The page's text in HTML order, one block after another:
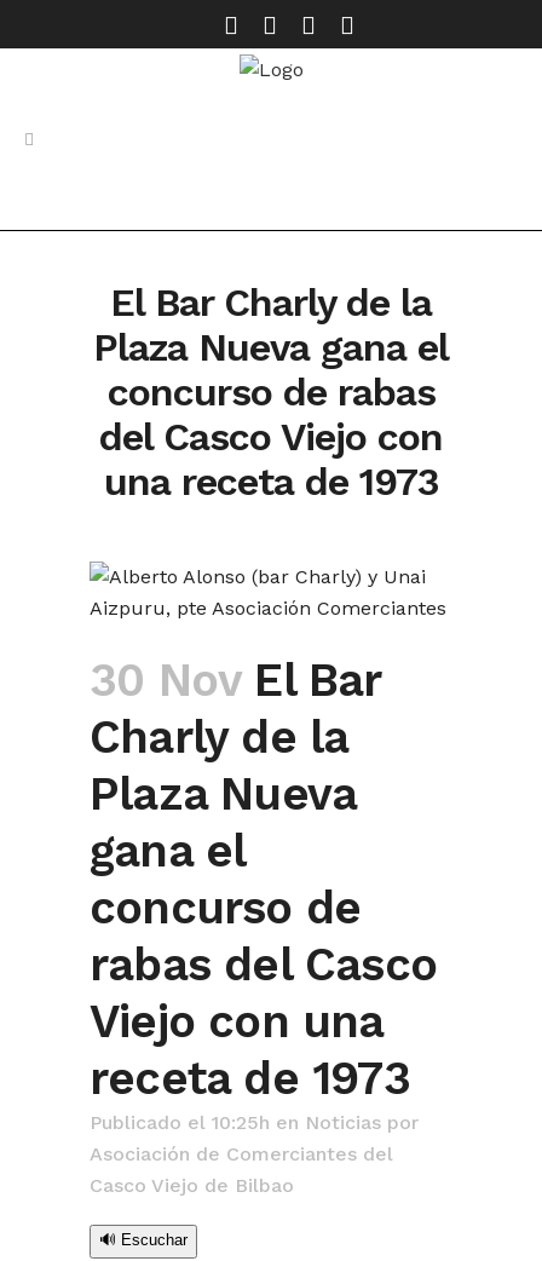
El Bar Charly de la
Plaza Nueva gana el
concurso de rabas
del Casco Viejo con
una receta de 1973
30 NovEl Bar
Charly de la
Plaza Nueva
gana el
concurso de
rabas del Casco
Viejo con una
receta de 1973
Publicado el 10:25h en Noticias por
Asociación de Comerciantes del
Casco Viejo de Bilbao
🔊 Escuchar